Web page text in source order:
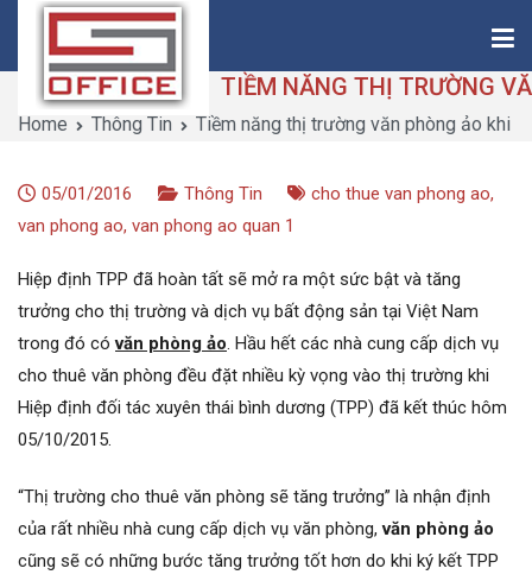
content
Saigon-Office
Saving Is Solution
Home Thông Tin Tiềm năng thị trường văn phòng ảo khi
05/01/2016 Thông Tin cho thue van phong ao,
van phong ao, van phong ao quan 1
Hiệp định TPP đã hoàn tất sẽ mở ra một sức bật và tăng
trưởng cho thị trường và dịch vụ bất động sản tại Việt Nam
trong đó cóvăn phòng ảo. Hầu hết các nhà cung cấp dịch vụ
cho thuê văn phòng đều đặt nhiều kỳ vọng vào thị trường khi
Hiệp định đối tác xuyên thái bình dương (TPP) đã kết thúc hôm
05/10/2015.
“Thị trường cho thuê văn phòng sẽ tăng trưởng” là nhận định
của rất nhiều nhà cung cấp dịch vụ văn phòng,văn phòng ảo
cũng sẽ có những bước tăng trưởng tốt hơn do khi ký kết TPP